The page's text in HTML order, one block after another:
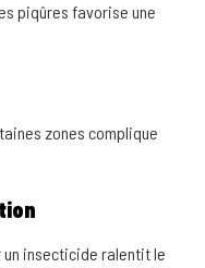
piqûres favorise une
zones complique
un insecticide ralentit le